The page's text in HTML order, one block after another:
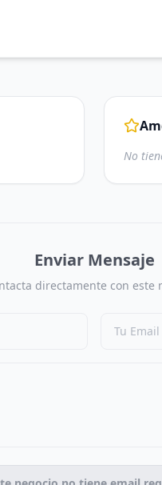
No
Enviar Mensaje
directamente con este